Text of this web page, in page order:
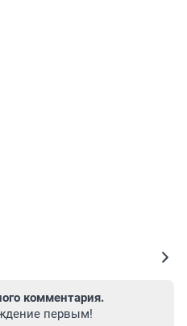
комментария.
первым!